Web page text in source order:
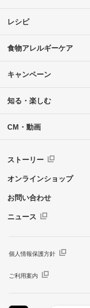
レシピ
食物アレルギーケア
キャンペーン
知る・楽しむ
CM・動画
ストーリー
オンラインショップ
お問い合わせ
ニュース
個人情報保護方針
ご利用案内